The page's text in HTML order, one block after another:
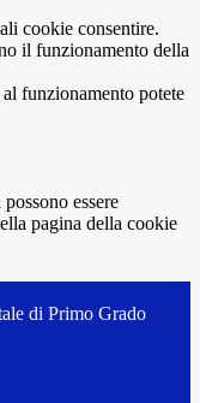
cookie consentire.
il funzionamento della
funzionamento potete
essere
pagina della cookie
di Primo Grado